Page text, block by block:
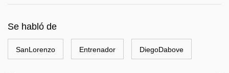
Se habló de
SanLorenzo Entrenador DiegoDabove